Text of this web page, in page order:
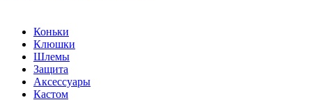
Коньки
Клюшки
Шлемы
Защита
Аксессуары
Кастом